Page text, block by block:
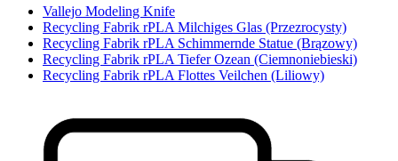
Vallejo Modeling Knife
Recycling Fabrik rPLA Milchiges Glas (Przezrocysty)
Recycling Fabrik rPLA Schimmernde Statue (Brązowy)
Recycling Fabrik rPLA Tiefer Ozean (Ciemnoniebieski)
Recycling Fabrik rPLA Flottes Veilchen (Liliowy)